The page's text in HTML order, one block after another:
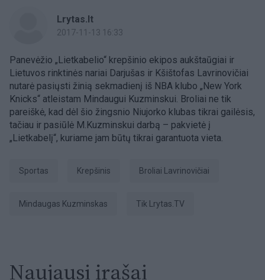
Lrytas.lt
2017-11-13 16:33
Panevėžio „Lietkabelio“ krepšinio ekipos aukštaūgiai ir
Lietuvos rinktinės nariai Darjušas ir Kšištofas Lavrinovičiai
nutarė pasiųsti žinią sekmadienį iš NBA klubo „New York
Knicks“ atleistam Mindaugui Kuzminskui. Broliai ne tik
pareiškė, kad dėl šio žingsnio Niujorko klubas tikrai gailėsis,
tačiau ir pasiūlė M.Kuzminskui darbą – pakvietė į
„Lietkabelį“, kuriame jam būtų tikrai garantuota vieta.
sportas Krepšinis broliai Lavrinovičiai
Mindaugas Kuzminskas tik Lrytas.TV
Naujausi įrašai